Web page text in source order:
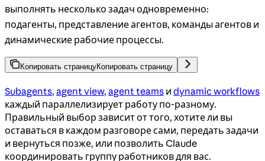
выполнять несколько задач одновременно:
подагенты, представление агентов, команды агентов и
динамические рабочие процессы.
Копировать страницуКопировать страницу
Subagents, agent view, agent teams и dynamic workflows
каждый параллелизирует работу по-разному.
Правильный выбор зависит от того, хотите ли вы
оставаться в каждом разговоре сами, передать задачи
и вернуться позже, или позволить Claude
координировать группу работников для вас.